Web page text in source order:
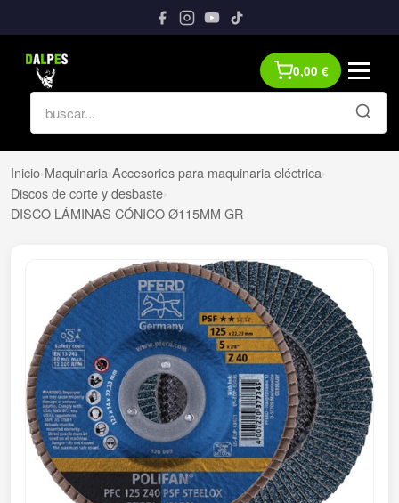
0,00 €
Inicio›Maquinaria›Accesorios para maquinaria eléctrica›
Discos de corte y desbaste›
DISCO LÁMINAS CÓNICO Ø115MM GR